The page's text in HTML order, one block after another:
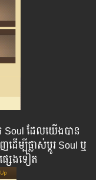
Soul ដែល​យើង​បាន​
ម្បីផ្លាស់ប្ដូរ Soul ឬ
សេង​ទៀត